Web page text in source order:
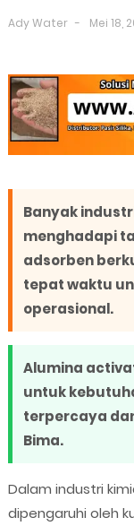
Ady Water Mei 18,
Banyak
menghadapi
adsorben
tepat waktu
operasional.
Alumina
untuk
terpercaya
Bima.
Dalam industri
dipengaruhi oleh